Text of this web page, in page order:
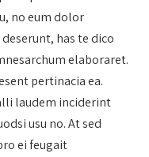
no eum dolor
has te dico
elaboraret.
pertinacia ea.
laudem inciderint
usu no. At sed
ei feugait